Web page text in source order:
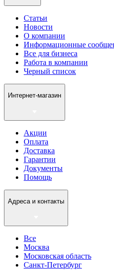
Статьи
Новости
О компании
Информационные
Все для бизнеса
Работа в компании
Черный список
Интернет-магазин
Акции
Оплата
Доставка
Гарантии
Документы
Помощь
Адреса и контакты
Все
Москва
Московская область
Санкт-Петербург